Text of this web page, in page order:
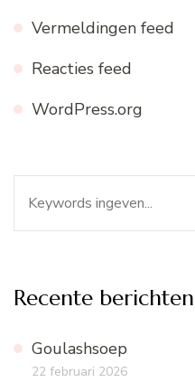
Vermeldingen feed
Reacties feed
WordPress.org
naar:
Recente berichten
Goulashsoep
22 februari 2026